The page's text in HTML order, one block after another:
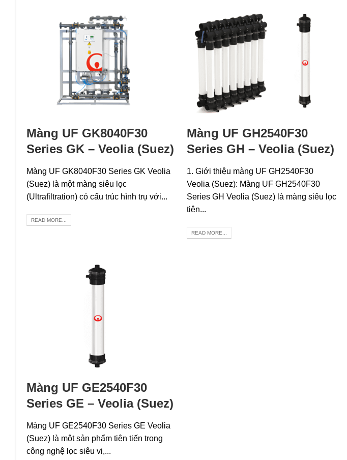
Màng UF GK8040F30
Series GK – Veolia (Suez)
Màng UF GK8040F30 Series GK Veolia
(Suez) là một màng siêu lọc
(Ultrafiltration) có cấu trúc hình trụ với...
READ MORE...
Màng UF GH2540F30
Series GH – Veolia (Suez)
1. Giới thiệu màng UF GH2540F30
Veolia (Suez): Màng UF GH2540F30
Series GH Veolia (Suez) là màng siêu lọc
tiên...
READ MORE...
Màng UF GE2540F30
Series GE – Veolia (Suez)
Màng UF GE2540F30 Series GE Veolia
(Suez) là một sản phẩm tiên tiến trong
công nghệ lọc siêu vi,...